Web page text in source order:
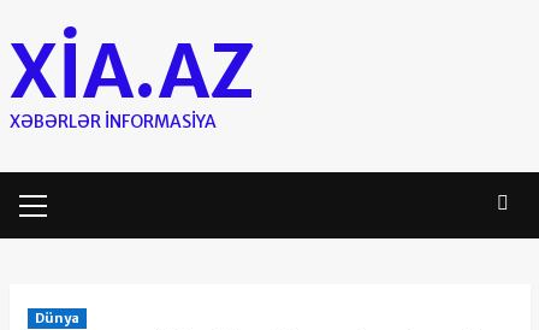
to
content
XIA.AZ
XƏBƏRLƏR INFORMASIYA
Menu
Dünya